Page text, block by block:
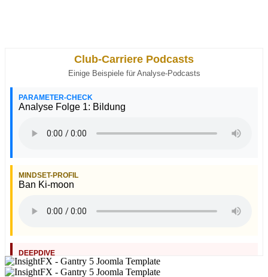
Club-Carriere Podcasts
Einige Beispiele für Analyse-Podcasts
PARAMETER-CHECK
Analyse Folge 1: Bildung
MINDSET-PROFIL
Ban Ki-moon
DEEPDIVE
Tom Jones